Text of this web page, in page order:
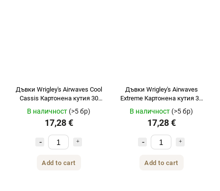
Дъвки Wrigley's Airwaves Cool
Cassis Картонена кутия 30
бр. 420 g
В наличност (>5 бр)
17,28 €
Add to cart
Дъвки Wrigley's Airwaves
Extreme Картонена кутия 30
бр. 420 гр.
В наличност (>5 бр)
17,28 €
Add to cart